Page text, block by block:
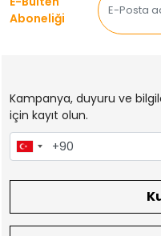
Aboneliği
Kampanya, duyuru ve
için kayıt olun.